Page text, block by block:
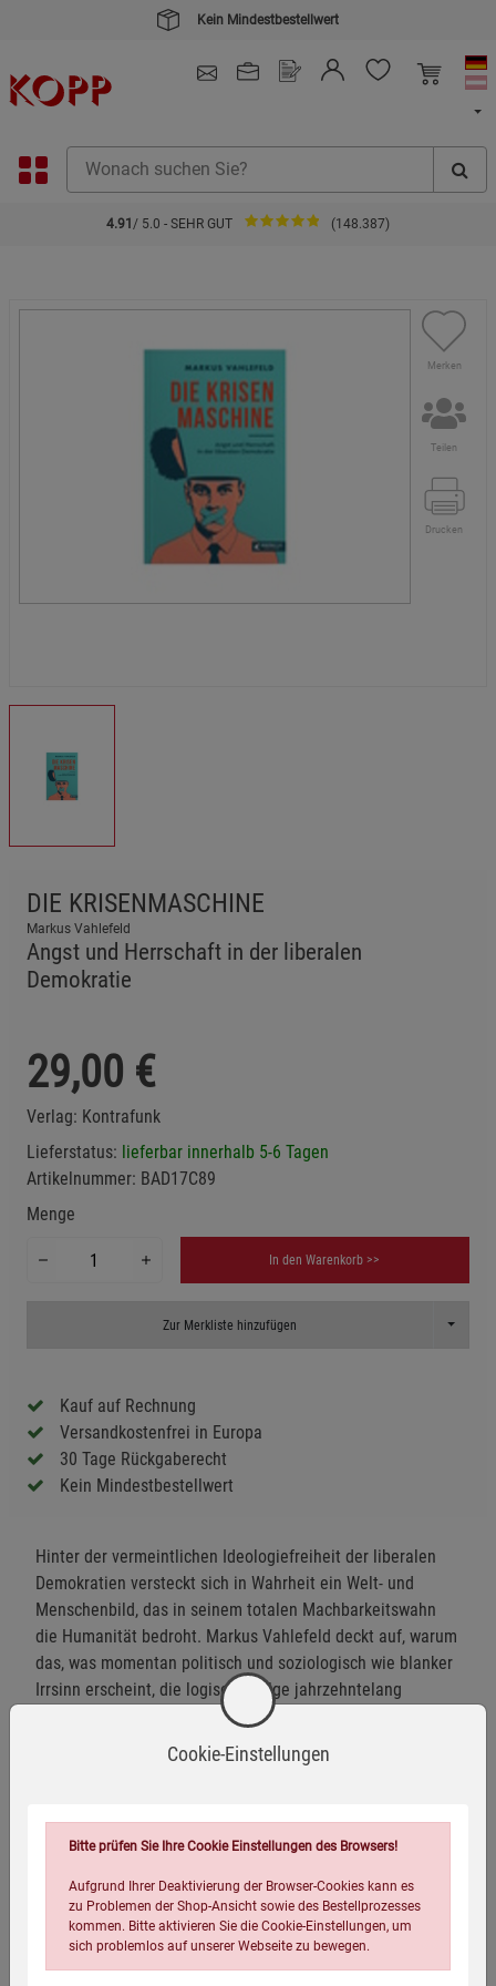
Kein Mindestbestellwert
4.91 / 5.0 - SEHR GUT (148.387)
Merken
Teilen
Drucken
DIE KRISENMASCHINE
Markus Vahlefeld
Angst und Herrschaft in der liberalen
Demokratie
29,00 €
Verlag: Kontrafunk
Lieferstatus: lieferbar innerhalb 5-6 Tagen
Artikelnummer: BAD17C89
Menge
In den Warenkorb >>
Zur Merkliste hinzufügen Toggle
Kauf auf Rechnung
Versandkostenfrei in Europa
30 Tage Rückgaberecht
Kein Mindestbestellwert
Hinter der vermeintlichen Ideologiefreiheit der liberalen
Demokratien versteckt sich in Wahrheit ein Welt- und
Menschenbild, das in seinem totalen Machbarkeitswahn
die Humanität bedroht. Markus Vahlefeld deckt auf, warum
das, was momentan politisch und soziologisch wie blanker
Irrsinn erscheint, die logische Folge jahrzehntelang
propagierter Grundannahmen ist. Denn die liberalen
Demokratien waren in ihrer praktischen Ausprägung nie
liberal. Und nun verwandeln sie auch die Demokratie in
Autor Biographie
Markus Vahlefeld, 1966 in Hang Kong geboren, Deutsch-Brite,
nach Kindheit und Jugend in Deutschland und den USA
Cookie-Einstellungen
Bitte prüfen Sie Ihre Cookie Einstellungen des Browsers!
Aufgrund Ihrer Deaktivierung der Browser-Cookies kann es
zu Problemen der Shop-Ansicht sowie des Bestellprozesses
kommen. Bitte aktivieren Sie die Cookie-Einstellungen, um
sich problemlos auf unserer Webseite zu bewegen.